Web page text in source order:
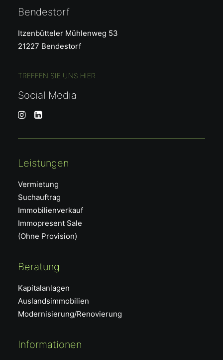
Bendestorf
Itzenbütteler Mühlenweg 53
21227 Bendestorf
TREFFEN SIE UNS HIER
Social Media
Leistungen
Vermietung
Suchauftrag
Immobilienverkauf
Immopresent Sale
(Ohne Provision)
Beratung
Kapitalanlagen
Auslandsimmobilien
Modernisierung/Renovierung
Informationen